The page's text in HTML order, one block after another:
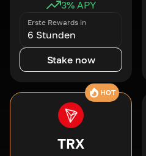
3% APY
Erste Rewards in
6 Stunden
Stake now
HOT
TRX